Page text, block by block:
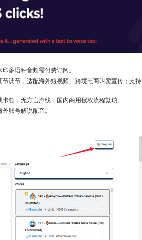
多语种音频需付费订阅。
调节，适配海外短视频、跨境电商叫卖宣传；支持
顿，无方言声线，国内商用授权流程繁琐。
账号解说配音。